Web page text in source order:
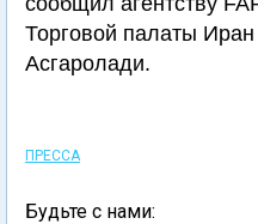
Торговой палаты
Асгаролади.
ПРЕССА
Будьте с нами: